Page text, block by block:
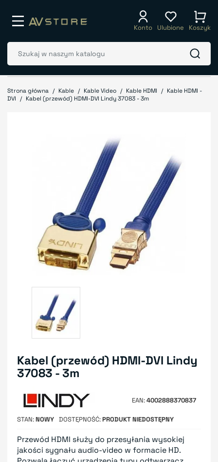
Konto Ulubione Koszyk
Strona główna Kable Kable Video Kable HDMI
Kable HDMI -
DVI
Kabel (przewód) HDMI-DVI Lindy 37083 - 3m
Kabel (przewód) HDMI-DVI Lindy
37083 - 3m
EAN 4002888370837
STAN NOWY DOSTĘPNOŚĆ PRODUKT NIEDOSTĘPNY
Przewód HDMI służy do przesyłania wysokiej
jakości sygnału audio-video w formacie HD.